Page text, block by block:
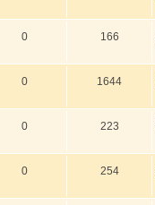
0 166
0 1644
0 223
0 254